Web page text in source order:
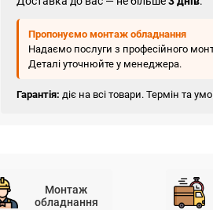
Пропонуємо монтаж обладнання
Надаємо послуги з професійного
Деталі уточнюйте у менеджера.
Гарантія: діє на всі товари. Термін та
Монтаж
обладнання